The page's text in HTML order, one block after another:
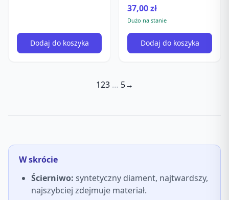
Dodaj do koszyka
37,00 zł
Dużo na stanie
Dodaj do koszyka
123 … 5→
W skrócie
Ścierniwo: syntetyczny diament, najtwardszy,
najszybciej zdejmuje materiał.